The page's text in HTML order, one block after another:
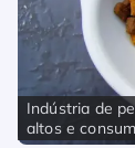
Indústria de
altos e